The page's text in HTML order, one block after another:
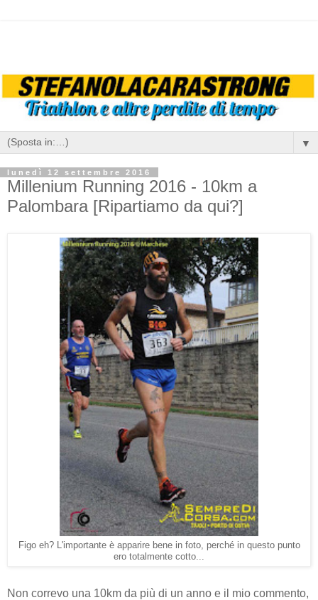
▼
lunedì 12 settembre 2016
Millenium Running 2016 - 10km a
Palombara [Ripartiamo da qui?]
Figo eh? L'importante è apparire bene in foto, perché in questo punto
ero totalmente cotto...
Non correvo una 10km da più di un anno e il mio commento,